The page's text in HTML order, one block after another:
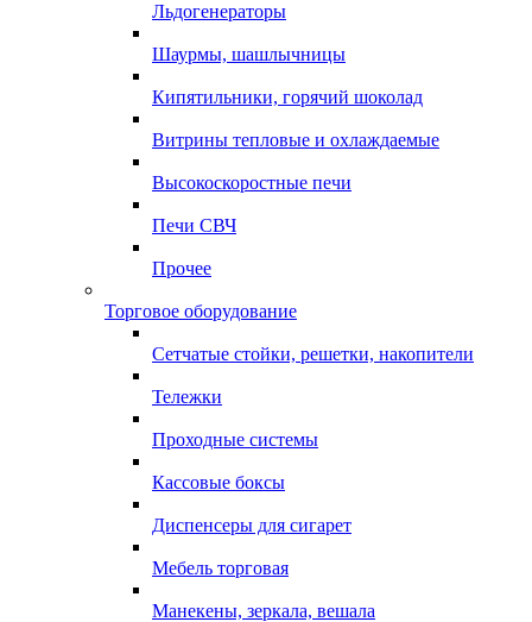
Льдогенераторы
Шаурмы, шашлычницы
Кипятильники, горячий шоколад
Витрины тепловые и охлаждаемые
Высокоскоростные печи
Печи СВЧ
Прочее
Торговое оборудование
Сетчатые стойки, решетки, накопители
Тележки
Проходные системы
Кассовые боксы
Диспенсеры для сигарет
Мебель торговая
Манекены, зеркала, вешала